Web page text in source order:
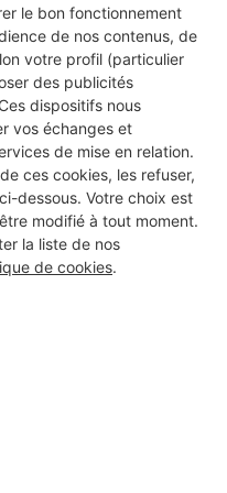
le bon fonctionnement
de nos contenus, de
votre profil (particulier
des publicités
dispositifs nous
vos échanges et
de mise en relation.
ces cookies, les refuser,
dessous. Votre choix est
modifié à tout moment.
la liste de nos
de cookies.
travaux à